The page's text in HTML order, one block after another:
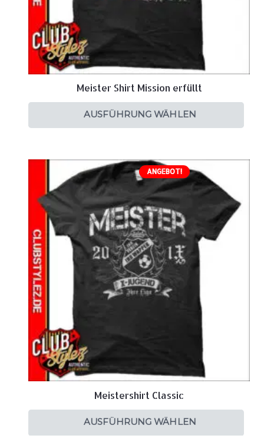
Meister Shirt Mission erfüllt
AUSFÜHRUNG WÄHLEN
ANGEBOT!
Meistershirt Classic
AUSFÜHRUNG WÄHLEN